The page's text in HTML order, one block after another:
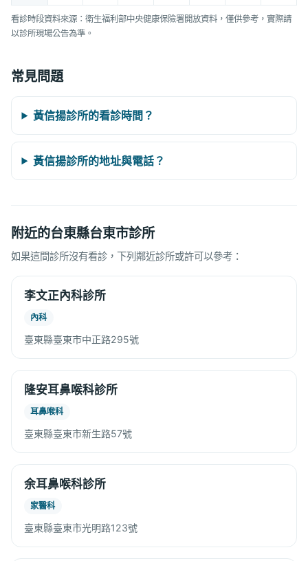
看診時段資料來源：衛生福利部中央健康保險署開放資料，僅供參考，實際請
以診所現場公告為準。
常見問題
黃信揚診所的看診時間？
黃信揚診所的地址與電話？
附近的台東縣台東市診所
如果這間診所沒有看診，下列鄰近診所或許可以參考：
李文正內科診所
內科
臺東縣臺東市中正路295號
隆安耳鼻喉科診所
耳鼻喉科
臺東縣臺東市新生路57號
余耳鼻喉科診所
家醫科
臺東縣臺東市光明路123號